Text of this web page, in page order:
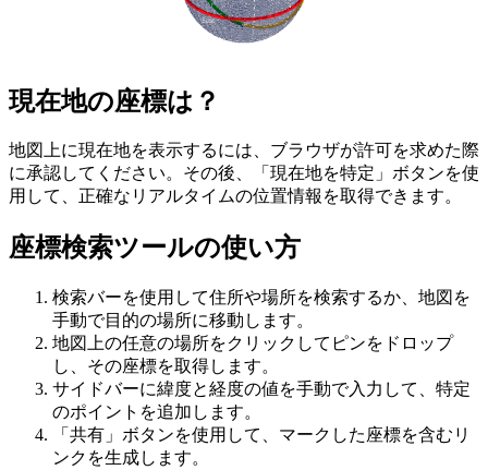
現在地の座標は？
地図上に現在地を表示するには、ブラウザが許可を求めた際
に承認してください。その後、「現在地を特定」ボタンを使
用して、正確なリアルタイムの位置情報を取得できます。
座標検索ツールの使い方
検索バーを使用して住所や場所を検索するか、地図を
手動で目的の場所に移動します。
地図上の任意の場所をクリックしてピンをドロップ
し、その座標を取得します。
サイドバーに緯度と経度の値を手動で入力して、特定
のポイントを追加します。
「共有」ボタンを使用して、マークした座標を含むリ
ンクを生成します。